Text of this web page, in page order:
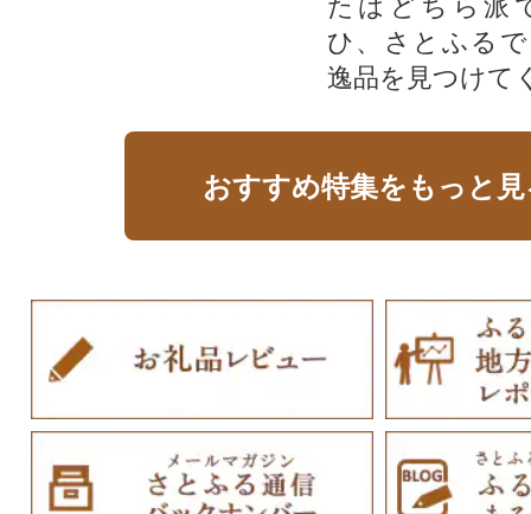
たはどちら派
ひ、さとふる
逸品を見つけて
おすすめ特集をもっと